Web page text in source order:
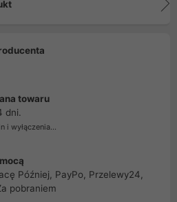
towaru
dni.
i wyłączenia...
Później, PayPo, Przelewy24,
pobraniem